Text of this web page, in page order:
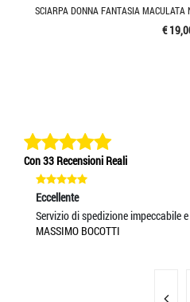
SCIARPA DONNA FANTASIA MACULATA
€
Con 33 Recensioni Reali
Eccellente
Servizio di spedizione impeccabile
MASSIMO BOCOTTI